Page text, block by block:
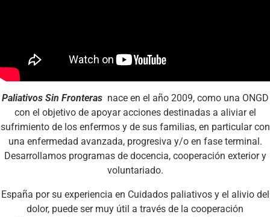
Paliativos Sin Fronterasnace en el año 2009, como una ONGD
con el objetivo de apoyar acciones destinadas a aliviar el
sufrimiento de los enfermos y de sus familias, en particular con
una enfermedad avanzada, progresiva y/o en fase terminal.
Desarrollamos programas de docencia, cooperación exterior y
voluntariado.
España por su experiencia en Cuidados paliativos y el alivio del
dolor, puede ser muy útil a través de la cooperación